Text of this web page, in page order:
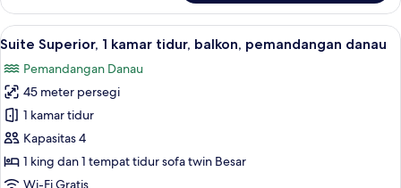
Apartemen
Superior,
1
tidur,
dapur
Lihat
semua
foto
untuk
Suite
Superior,
1
kamar
9
Suite Superior, 1 kamar tidur, balkon, pemandangan danau
Pemandangan Danau
45 meter persegi
1 kamar tidur
Kapasitas 4
1 king dan 1 tempat tidur sofa twin Besar
Wi-Fi Gratis